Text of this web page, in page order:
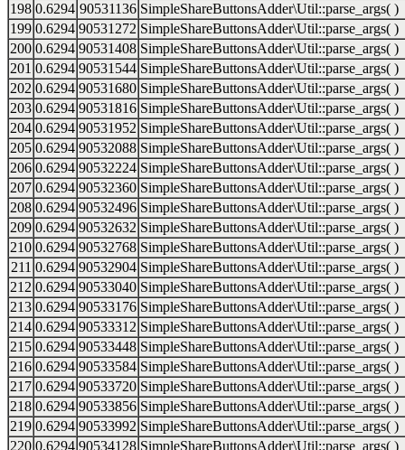
198 0.6294 90531136 SimpleShareButtonsAdder\Util::parse_args( )
199 0.6294 90531272 SimpleShareButtonsAdder\Util::parse_args( )
200 0.6294 90531408 SimpleShareButtonsAdder\Util::parse_args( )
201 0.6294 90531544 SimpleShareButtonsAdder\Util::parse_args( )
202 0.6294 90531680 SimpleShareButtonsAdder\Util::parse_args( )
203 0.6294 90531816 SimpleShareButtonsAdder\Util::parse_args( )
204 0.6294 90531952 SimpleShareButtonsAdder\Util::parse_args( )
205 0.6294 90532088 SimpleShareButtonsAdder\Util::parse_args( )
206 0.6294 90532224 SimpleShareButtonsAdder\Util::parse_args( )
207 0.6294 90532360 SimpleShareButtonsAdder\Util::parse_args( )
208 0.6294 90532496 SimpleShareButtonsAdder\Util::parse_args( )
209 0.6294 90532632 SimpleShareButtonsAdder\Util::parse_args( )
210 0.6294 90532768 SimpleShareButtonsAdder\Util::parse_args( )
211 0.6294 90532904 SimpleShareButtonsAdder\Util::parse_args( )
212 0.6294 90533040 SimpleShareButtonsAdder\Util::parse_args( )
213 0.6294 90533176 SimpleShareButtonsAdder\Util::parse_args( )
214 0.6294 90533312 SimpleShareButtonsAdder\Util::parse_args( )
215 0.6294 90533448 SimpleShareButtonsAdder\Util::parse_args( )
216 0.6294 90533584 SimpleShareButtonsAdder\Util::parse_args( )
217 0.6294 90533720 SimpleShareButtonsAdder\Util::parse_args( )
218 0.6294 90533856 SimpleShareButtonsAdder\Util::parse_args( )
219 0.6294 90533992 SimpleShareButtonsAdder\Util::parse_args( )
220 0.6294 90534128 SimpleShareButtonsAdder\Util::parse_args( )